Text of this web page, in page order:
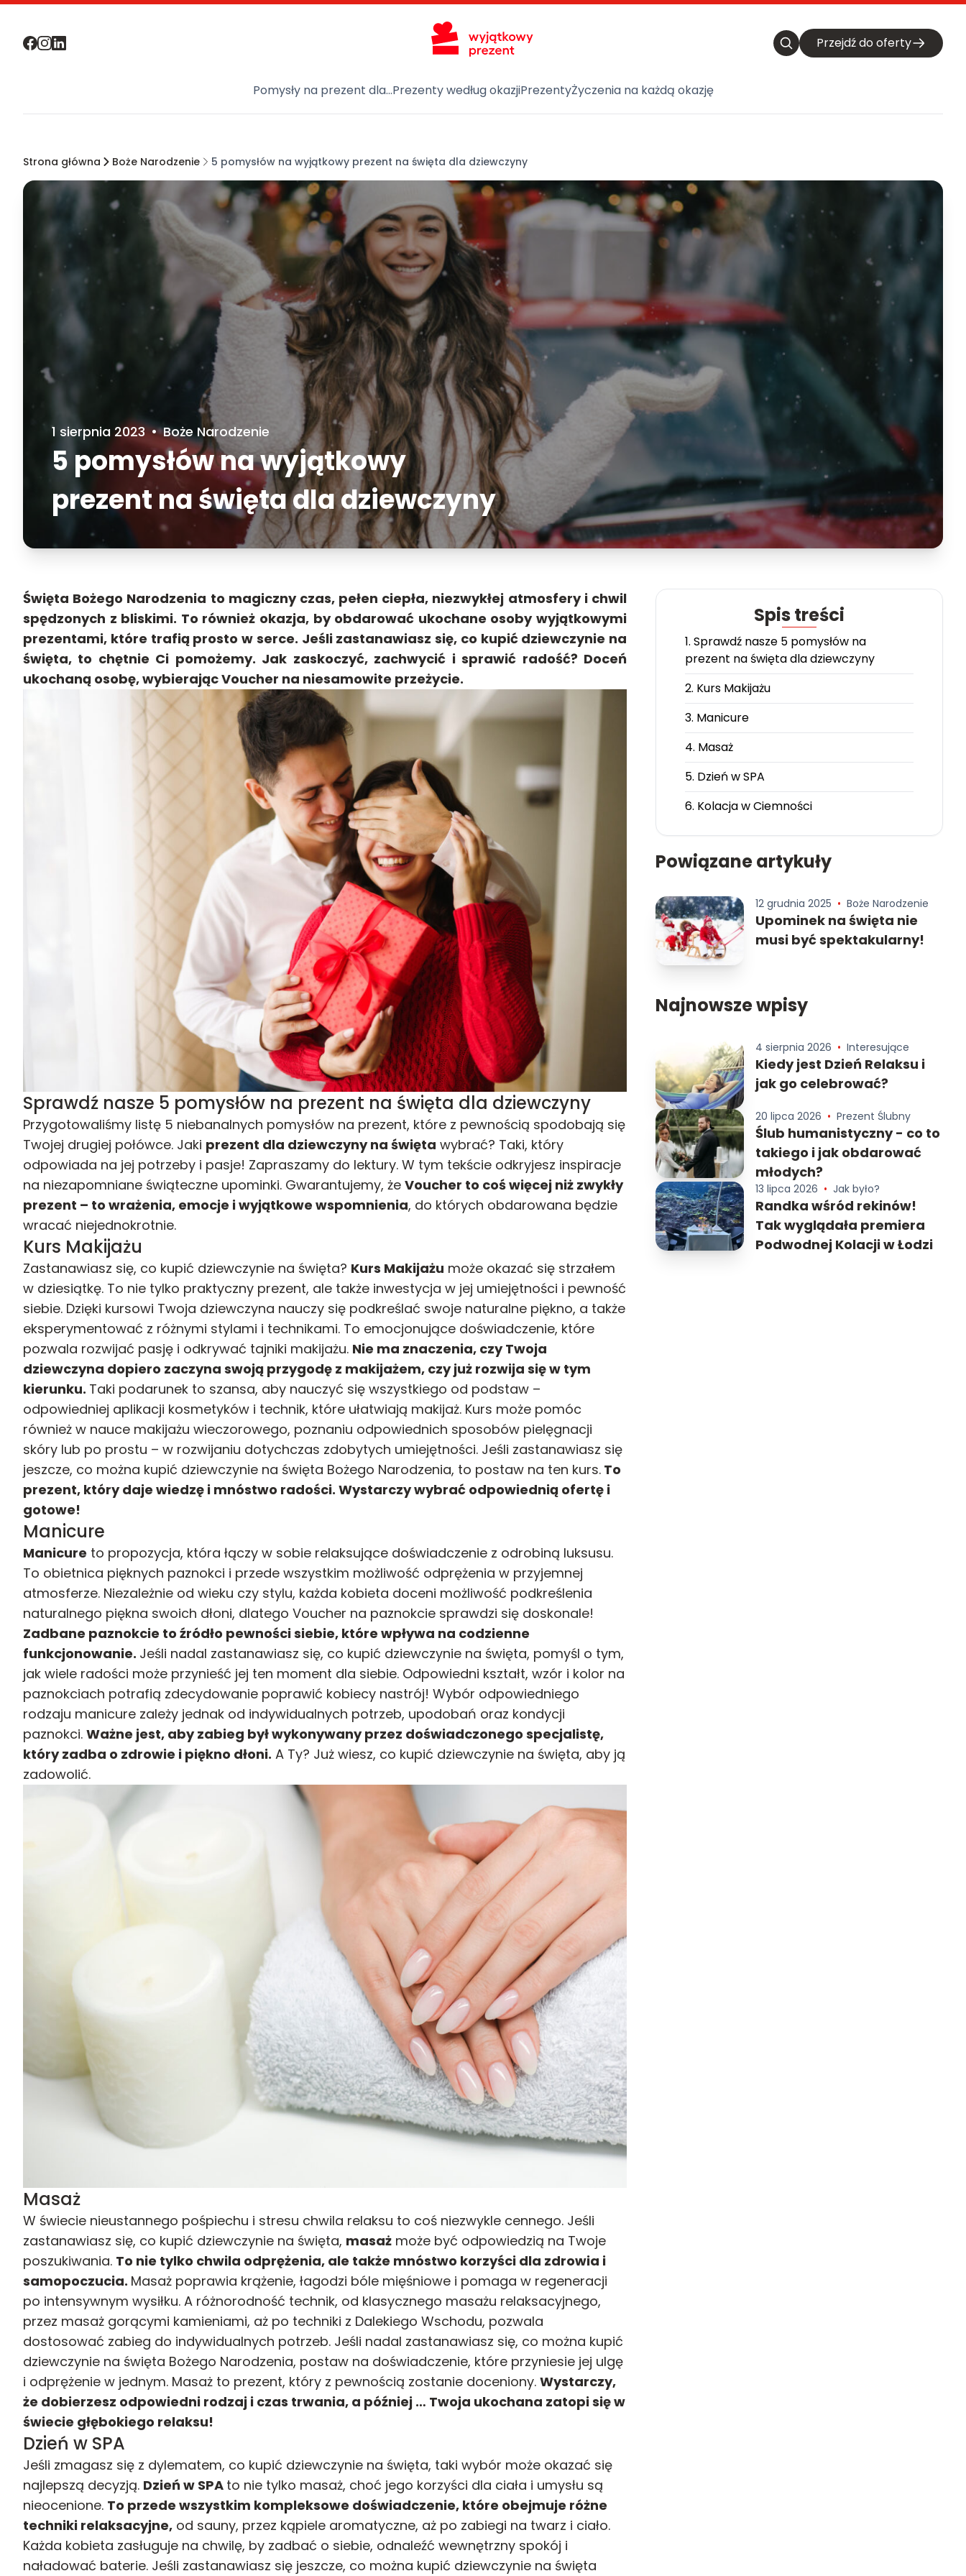
Przejdź do oferty
Pomysły na prezent dla…Prezenty według okazjiPrezentyŻyczenia na każdą okazję
Strona główna Boże Narodzenie 5 pomysłów na wyjątkowy prezent na święta dla dziewczyny
1 sierpnia 2023 • Boże Narodzenie
5 pomysłów na wyjątkowy
prezent na święta dla dziewczyny
Święta Bożego Narodzenia to magiczny czas, pełen ciepła, niezwykłej atmosfery i chwil
spędzonych z bliskimi. To również okazja, by obdarować ukochane osoby wyjątkowymi
prezentami, które trafią prosto w serce. Jeśli zastanawiasz się, co kupić dziewczynie na
święta, to chętnie Ci pomożemy. Jak zaskoczyć, zachwycić i sprawić radość? Doceń
ukochaną osobę, wybierając Voucher na niesamowite przeżycie.
Sprawdź nasze 5 pomysłów na prezent na święta dla dziewczyny
Przygotowaliśmy listę 5 niebanalnych pomysłów na prezent, które z pewnością spodobają się
Twojej drugiej połówce. Jaki prezent dla dziewczyny na święta wybrać? Taki, który
odpowiada na jej potrzeby i pasje! Zapraszamy do lektury. W tym tekście odkryjesz inspiracje
na niezapomniane świąteczne upominki. Gwarantujemy, że Voucher to coś więcej niż zwykły
prezent – to wrażenia, emocje i wyjątkowe wspomnienia, do których obdarowana będzie
wracać niejednokrotnie.
Kurs Makijażu
Zastanawiasz się, co kupić dziewczynie na święta? Kurs Makijażu może okazać się strzałem
w dziesiątkę. To nie tylko praktyczny prezent, ale także inwestycja w jej umiejętności i pewność
siebie. Dzięki kursowi Twoja dziewczyna nauczy się podkreślać swoje naturalne piękno, a także
eksperymentować z różnymi stylami i technikami. To emocjonujące doświadczenie, które
pozwala rozwijać pasję i odkrywać tajniki makijażu. Nie ma znaczenia, czy Twoja
dziewczyna dopiero zaczyna swoją przygodę z makijażem, czy już rozwija się w tym
kierunku. Taki podarunek to szansa, aby nauczyć się wszystkiego od podstaw –
odpowiedniej aplikacji kosmetyków i technik, które ułatwiają makijaż. Kurs może pomóc
również w nauce makijażu wieczorowego, poznaniu odpowiednich sposobów pielęgnacji
skóry lub po prostu – w rozwijaniu dotychczas zdobytych umiejętności. Jeśli zastanawiasz się
jeszcze, co można kupić dziewczynie na święta Bożego Narodzenia, to postaw na ten kurs. To
prezent, który daje wiedzę i mnóstwo radości. Wystarczy wybrać odpowiednią ofertę i
gotowe!
Manicure
Manicure to propozycja, która łączy w sobie relaksujące doświadczenie z odrobiną luksusu.
To obietnica pięknych paznokci i przede wszystkim możliwość odprężenia w przyjemnej
atmosferze. Niezależnie od wieku czy stylu, każda kobieta doceni możliwość podkreślenia
naturalnego piękna swoich dłoni, dlatego Voucher na paznokcie sprawdzi się doskonale!
Zadbane paznokcie to źródło pewności siebie, które wpływa na codzienne
funkcjonowanie. Jeśli nadal zastanawiasz się, co kupić dziewczynie na święta, pomyśl o tym,
jak wiele radości może przynieść jej ten moment dla siebie. Odpowiedni kształt, wzór i kolor na
paznokciach potrafią zdecydowanie poprawić kobiecy nastrój! Wybór odpowiedniego
rodzaju manicure zależy jednak od indywidualnych potrzeb, upodobań oraz kondycji
paznokci. Ważne jest, aby zabieg był wykonywany przez doświadczonego specjalistę,
który zadba o zdrowie i piękno dłoni. A Ty? Już wiesz, co kupić dziewczynie na święta, aby ją
zadowolić.
Masaż
W świecie nieustannego pośpiechu i stresu chwila relaksu to coś niezwykle cennego. Jeśli
zastanawiasz się, co kupić dziewczynie na święta, masaż może być odpowiedzią na Twoje
poszukiwania. To nie tylko chwila odprężenia, ale także mnóstwo korzyści dla zdrowia i
samopoczucia. Masaż poprawia krążenie, łagodzi bóle mięśniowe i pomaga w regeneracji
po intensywnym wysiłku. A różnorodność technik, od klasycznego masażu relaksacyjnego,
przez masaż gorącymi kamieniami, aż po techniki z Dalekiego Wschodu, pozwala
dostosować zabieg do indywidualnych potrzeb. Jeśli nadal zastanawiasz się, co można kupić
dziewczynie na święta Bożego Narodzenia, postaw na doświadczenie, które przyniesie jej ulgę
i odprężenie w jednym. Masaż to prezent, który z pewnością zostanie doceniony. Wystarczy,
że dobierzesz odpowiedni rodzaj i czas trwania, a później … Twoja ukochana zatopi się w
świecie głębokiego relaksu!
Dzień w SPA
Jeśli zmagasz się z dylematem, co kupić dziewczynie na święta, taki wybór może okazać się
najlepszą decyzją. Dzień w SPA to nie tylko masaż, choć jego korzyści dla ciała i umysłu są
nieocenione. To przede wszystkim kompleksowe doświadczenie, które obejmuje różne
techniki relaksacyjne, od sauny, przez kąpiele aromatyczne, aż po zabiegi na twarz i ciało.
Każda kobieta zasługuje na chwilę, by zadbać o siebie, odnaleźć wewnętrzny spokój i
naładować baterie. Jeśli zastanawiasz się jeszcze, co można kupić dziewczynie na święta
Spis treści
1. Sprawdź nasze 5 pomysłów na
prezent na święta dla dziewczyny
2. Kurs Makijażu
3. Manicure
4. Masaż
5. Dzień w SPA
6. Kolacja w Ciemności
Powiązane artykuły
12 grudnia 2025 • Boże Narodzenie
Upominek na święta nie
musi być spektakularny!
Najnowsze wpisy
4 sierpnia 2026 • Interesujące
Kiedy jest Dzień Relaksu i
jak go celebrować?
20 lipca 2026 • Prezent Ślubny
Ślub humanistyczny - co to
takiego i jak obdarować
młodych?
13 lipca 2026 • Jak było?
Randka wśród rekinów!
Tak wyglądała premiera
Podwodnej Kolacji w Łodzi